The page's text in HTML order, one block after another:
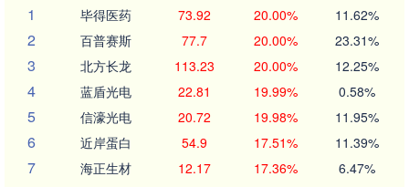
1
毕得医药 73.92 20.00% 11.62%
2 百普赛斯 77.7 20.00% 23.31%
3 北方长龙 113.23 20.00% 12.25%
4 蓝盾光电 22.81 19.99% 0.58%
5 信濠光电 20.72 19.98% 11.95%
6 近岸蛋白 54.9 17.51% 11.39%
7 海正生材 12.17 17.36% 6.47%